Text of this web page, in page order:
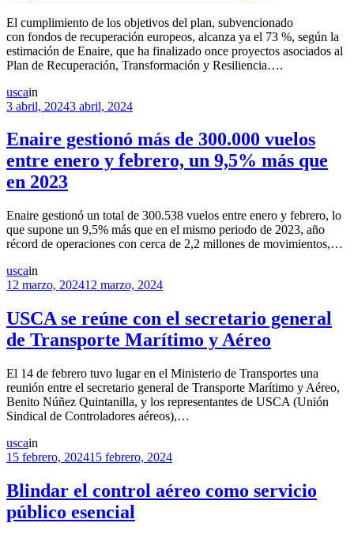
El cumplimiento de los objetivos del plan, subvencionado
con fondos de recuperación europeos, alcanza ya el 73 %, según la
estimación de Enaire, que ha finalizado once proyectos asociados al
Plan de Recuperación, Transformación y Resiliencia….
uscain
3 abril, 20243 abril, 2024
Enaire gestionó más de 300.000 vuelos
entre enero y febrero, un 9,5% más que
en 2023
Enaire gestionó un total de 300.538 vuelos entre enero y febrero, lo
que supone un 9,5% más que en el mismo periodo de 2023, año
récord de operaciones con cerca de 2,2 millones de movimientos,…
uscain
12 marzo, 202412 marzo, 2024
USCA se reúne con el secretario general
de Transporte Marítimo y Aéreo
El 14 de febrero tuvo lugar en el Ministerio de Transportes una
reunión entre el secretario general de Transporte Marítimo y Aéreo,
Benito Núñez Quintanilla, y los representantes de USCA (Unión
Sindical de Controladores aéreos),…
uscain
15 febrero, 202415 febrero, 2024
Blindar el control aéreo como servicio
público esencial